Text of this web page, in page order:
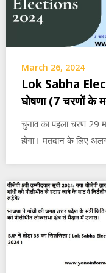
March 26, 2024
Lok Sabha
घोषणा (7 चरणों के
चुनाव का पहला चरण 29
होगा। मतदान के लिए